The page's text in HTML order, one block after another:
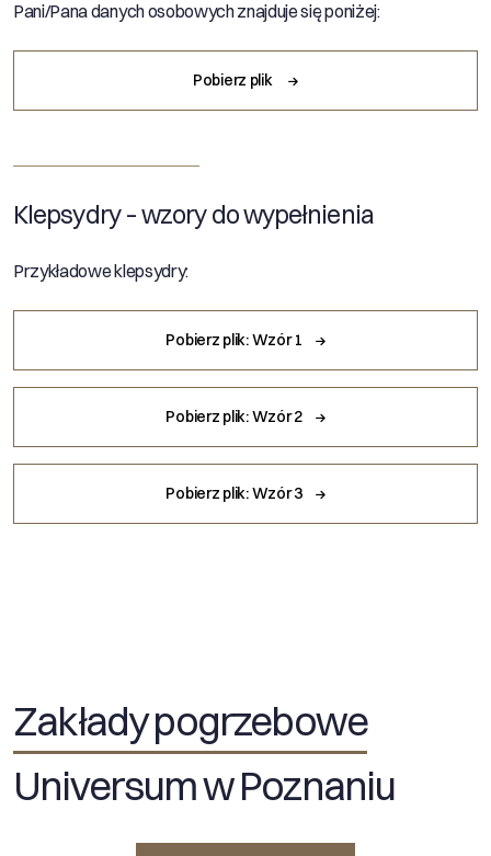
Pani/Pana danych osobowych znajduje się poniżej:
Pobierz plik
Klepsydry – wzory do wypełnienia
Przykładowe klepsydry:
Pobierz plik: Wzór 1
Pobierz plik: Wzór 2
Pobierz plik: Wzór 3
Zakłady pogrzebowe
Universum w Poznaniu